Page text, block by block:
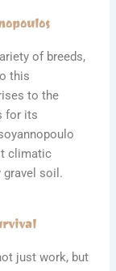
of breeds,
this
to the
for its
climatic
gravel soil.
just work, but